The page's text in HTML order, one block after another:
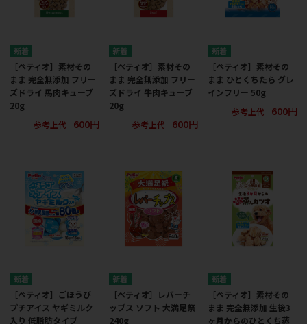
［ペティオ］素材その
まま 完全無添加 フリー
ズドライ 馬肉キューブ
20g
参考上代
600円
［ペティオ］素材その
まま 完全無添加 フリー
ズドライ 牛肉キューブ
20g
参考上代
600円
［ペティオ］素材その
まま ひとくちたら グレ
インフリー 50g
参考上代
600円
［ペティオ］ごほうび
プチアイス ヤギミルク
入り 低脂肪タイプ
［ペティオ］レバーチ
ップス ソフト 大満足祭
240g
［ペティオ］素材その
まま 完全無添加 生後3
ヶ月からのひとくち蒸